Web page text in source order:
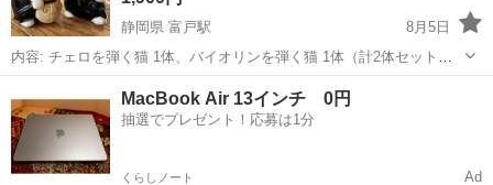
静岡県 富戸駅
8月5日
内容: チェロを弾く猫 1体、バイオリンを弾く猫 1体（計2体セット）
特徴: 光沢のある陶器製で、高級感があります。 ハチワレ模様（タキ
シード猫）で、表情がとても愛らしいです。 底面に「SEVEN
CORPORAT...
インテリア雑貨/小物
MacBook Air 13インチ 0円
抽選でプレゼント！応募は1分
くらしノート Ad